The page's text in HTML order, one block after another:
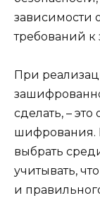
зависимости
требований к
При
сделать, –
шифрования.
выбрать
учитывать,
и